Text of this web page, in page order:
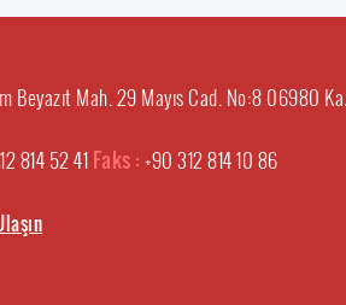
Beyazıt Mah. 29 Mayıs Cad. No:8 06980
814 52 41 Faks :+90 312 814 10 86